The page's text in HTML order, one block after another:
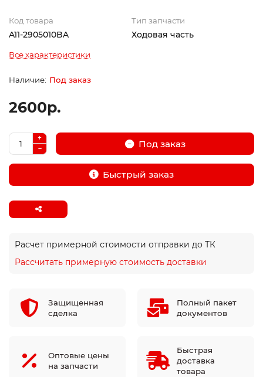
Код товара
A11-2905010BA
Тип запчасти
Ходовая часть
Все характеристики
Под заказ
2600р.
Под заказ
Быстрый заказ
Расчет примерной стоимости отправки до ТК
Рассчитать примерную стоимость доставки
Защищенная
сделка
Полный пакет
документов
Оптовые цены
на запчасти
Быстрая
доставка
товара